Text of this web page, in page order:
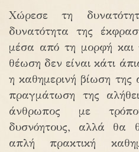
Χώρεσε τη
δυνατότητα της
μέσα από τη μορφή και
θέωση δεν είναι κάτι
η καθημερινή βίωση της
πραγμάτωση της
άνθρωπος με
δυσνόητους, αλλά θα
απλή πρακτική